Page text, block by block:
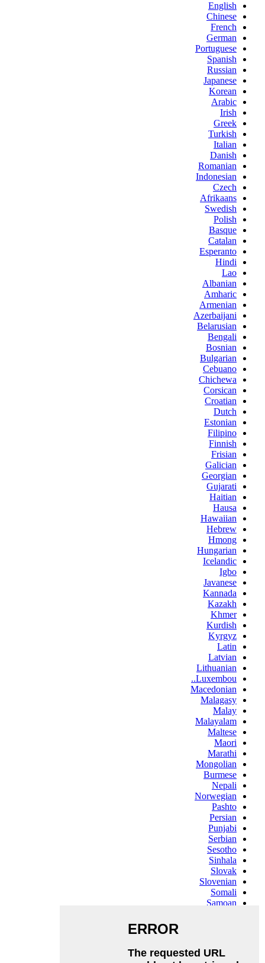
English
Chinese
French
German
Portuguese
Spanish
Russian
Japanese
Korean
Arabic
Irish
Greek
Turkish
Italian
Danish
Romanian
Indonesian
Czech
Afrikaans
Swedish
Polish
Basque
Catalan
Esperanto
Hindi
Lao
Albanian
Amharic
Armenian
Azerbaijani
Belarusian
Bengali
Bosnian
Bulgarian
Cebuano
Chichewa
Corsican
Croatian
Dutch
Estonian
Filipino
Finnish
Frisian
Galician
Georgian
Gujarati
Haitian
Hausa
Hawaiian
Hebrew
Hmong
Hungarian
Icelandic
Igbo
Javanese
Kannada
Kazakh
Khmer
Kurdish
Kyrgyz
Latin
Latvian
Lithuanian
Luxembou..
Macedonian
Malagasy
Malay
Malayalam
Maltese
Maori
Marathi
Mongolian
Burmese
Nepali
Norwegian
Pashto
Persian
Punjabi
Serbian
Sesotho
Sinhala
Slovak
Slovenian
Somali
Samoan
Swahili